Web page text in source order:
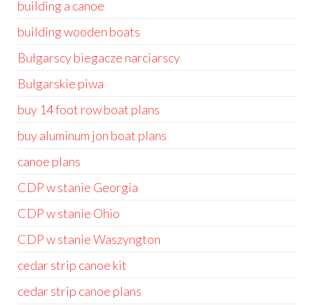
building a canoe
building wooden boats
Bułgarscy biegacze narciarscy
Bułgarskie piwa
buy 14 foot row boat plans
buy aluminum jon boat plans
canoe plans
CDP w stanie Georgia
CDP w stanie Ohio
CDP w stanie Waszyngton
cedar strip canoe kit
cedar strip canoe plans